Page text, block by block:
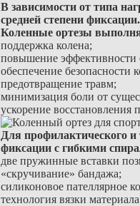
В зависимости от типа
средней степени фиксации.
Коленные ортезы
поддержка колена;
повышение
обеспечение безопасности
предотвращение травм;
минимизация боли от
ускорение восстановления
Для профилактического и
фиксации с гибкими
две пружинные вставки
«скручивание» бандажа;
силиконовое пателлярное
технология вязки